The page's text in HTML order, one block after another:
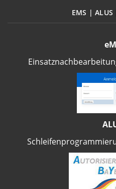
EMS | ALUS